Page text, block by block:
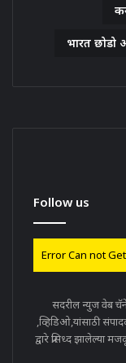
भारत छोडो
Follow us
Error Can not
सदरील न्युज वेब
,व्हिडिओ,यांसाठी
द्वारे प्रसिध्द झालेल्या